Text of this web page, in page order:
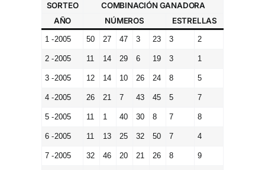
SORTEO
COMBINACIÓN GANADORA
AÑO
NÚMEROS ESTRELLAS
1 -2005 50 27 47 3 23 3 2
2 -2005 11 14 29 6 19 3 1
3 -2005 12 14 10 26 24 8 5
4 -2005 26 21 7 43 45 5 7
5 -2005 11 1 40 30 8 7 8
6 -2005 11 13 25 32 50 7 4
7 -2005 32 46 20 21 26 8 9